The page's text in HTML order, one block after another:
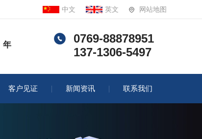
中文 英文 网站地图
年
0769-88878951
137-1306-5497
客户见证 新闻资讯 联系我们